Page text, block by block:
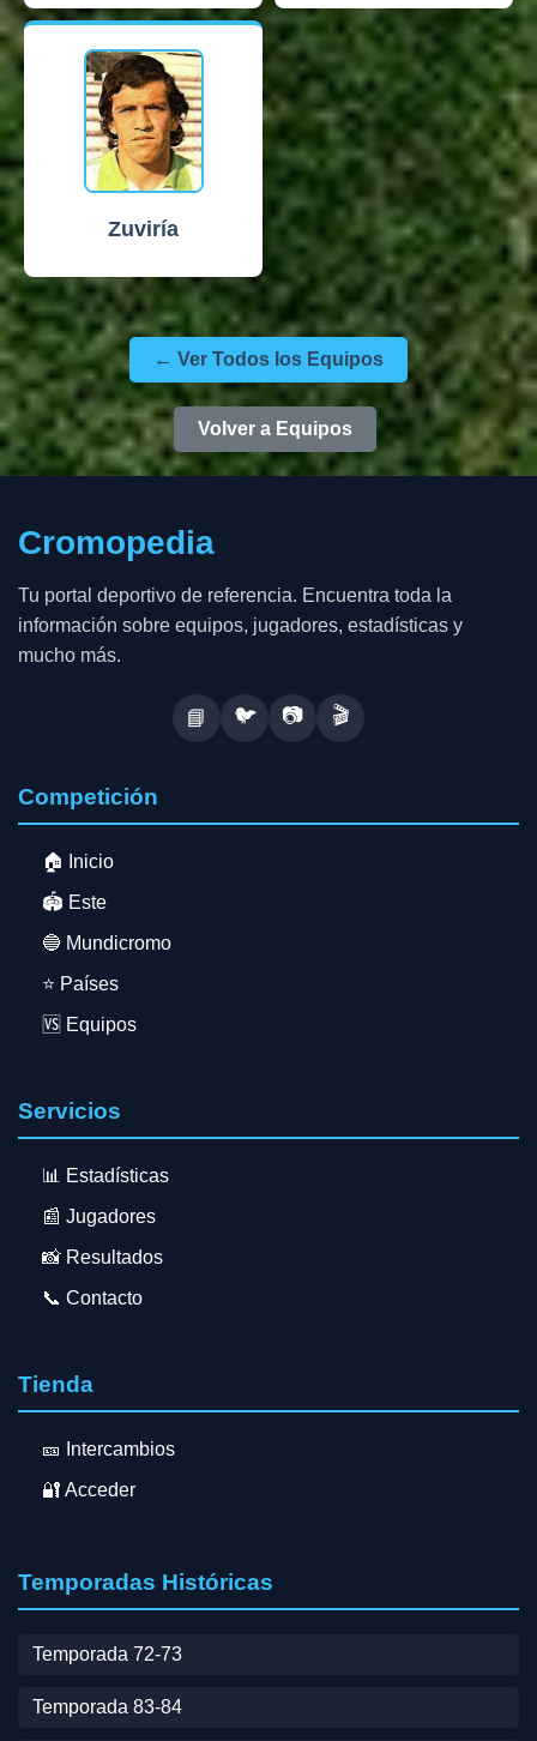
Zuviría
← Ver Todos los Equipos
Volver a Equipos
Cromopedia
Tu portal deportivo de referencia. Encuentra toda la
información sobre equipos, jugadores, estadísticas y
mucho más.
📘 🐦 📷 🎬
Competición
🏠 Inicio
🏟️ Este
🔵 Mundicromo
⭐ Países
🆚 Equipos
Servicios
📊 Estadísticas
📰 Jugadores
📸 Resultados
📞 Contacto
Tienda
🎫 Intercambios
🔐 Acceder
Temporadas Históricas
Temporada 72-73
Temporada 83-84